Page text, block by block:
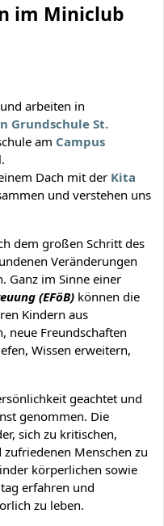
im Miniclub
arbeiten in
Grundschule St.
am Campus
Dach mit der Kita
und verstehen uns
dem großen Schritt des
Veränderungen
Ganz im Sinne einer
(EFöB) können die
Kindern aus
neue Freundschaften
Wissen erweitern,
geachtet und
genommen. Die
sich zu kritischen,
Menschen zu
körperlichen sowie
erfahren und
zu leben.